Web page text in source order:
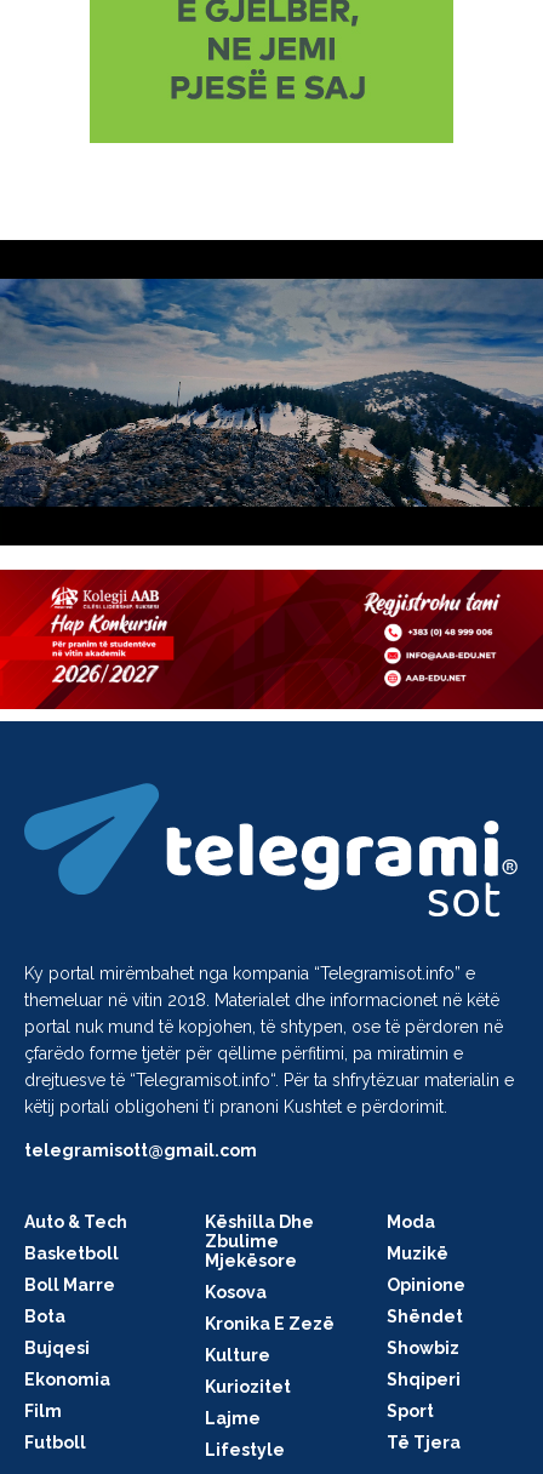
Ky portal mirëmbahet nga kompania “Telegramisot.info” e
themeluar në vitin 2018. Materialet dhe informacionet në këtë
portal nuk mund të kopjohen, të shtypen, ose të përdoren në
çfarëdo forme tjetër për qëllime përfitimi, pa miratimin e
drejtuesve të “Telegramisot.info“. Për ta shfrytëzuar materialin e
këtij portali obligoheni t’i pranoni Kushtet e përdorimit.
telegramisott@gmail.com
Auto & Tech
Basketboll
Boll Marre
Bota
Bujqesi
Ekonomia
Film
Futboll
Këshilla Dhe
Zbulime
Mjekësore
Kosova
Kronika E Zezë
Kulture
Kuriozitet
Lajme
Lifestyle
Moda
Muzikë
Opinione
Shëndet
Showbiz
Shqiperi
Sport
Të Tjera